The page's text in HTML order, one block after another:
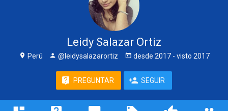
Leidy Salazar Ortiz
Perú @leidysalazarortiz desde 2017- visto 2017
PREGUNTAR SEGUIR